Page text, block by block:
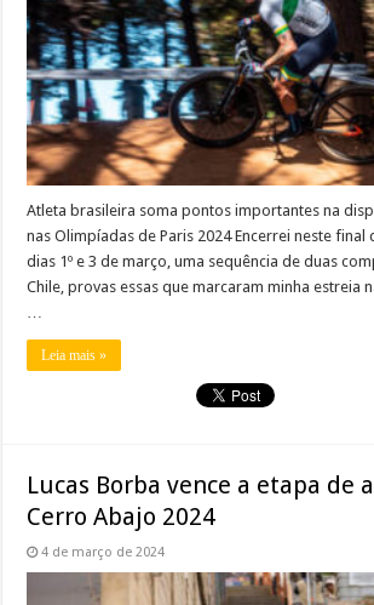
Atleta brasileira soma pontos importantes na
nas Olimpíadas de Paris 2024 Encerrei neste final
dias 1º e 3 de março, uma sequência de duas
Chile, provas essas que marcaram minha estreia
…
Leia mais »
Lucas Borba vence a etapa de
Cerro Abajo 2024
4 de março de 2024